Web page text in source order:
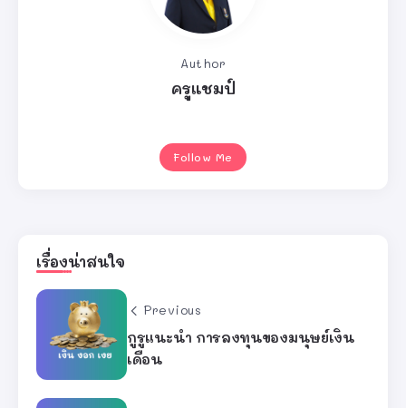
Author
ครูแชมป์
Follow Me
เรื่องน่าสนใจ
Previous
กูรูแนะนำ การลงทุนของมนุษย์เงิน
เดือน